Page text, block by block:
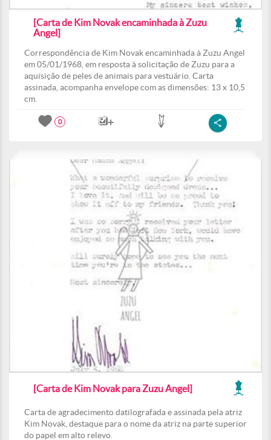
[Carta de Kim Novak encaminhada à Zuzu
Angel]
Correspondência de Kim Novak encaminhada à Zuzu Angel
em 05/01/1968, em resposta à solicitação de Zuzu para a
aquisição de peles de animais para vestuário. Carta
assinada, acompanha envelope com as dimensões: 13 x 10,5
cm.
0
[Carta de Kim Novak para Zuzu Angel]
Carta de agradecimento datilografada e assinada pela atriz
Kim Novak, destaque para o nome da atriz na parte superior
do papel em alto relevo.